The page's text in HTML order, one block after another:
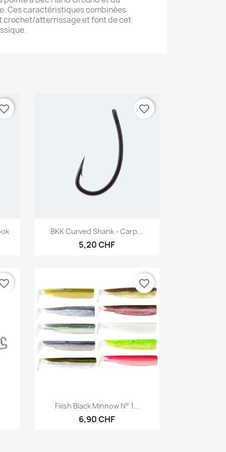
Ces caractéristiques combinées
crochet/atterrissage et font de cet
Aperçu rapide
BKK Curved Shank - Carp...
5,20 CHF
favorite_border
Aperçu rapide
Fiiish Black Minnow N° 1...
6,90 CHF
favorite_border